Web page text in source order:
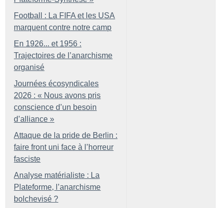
Football : La FIFA et les USA
marquent contre notre camp
En 1926... et 1956 :
Trajectoires de l’anarchisme
organisé
Journées écosyndicales
2026 : « Nous avons pris
conscience d’un besoin
d’alliance »
Attaque de la pride de Berlin :
faire front uni face à l’horreur
fasciste
Analyse matérialiste : La
Plateforme, l’anarchisme
bolchevisé ?